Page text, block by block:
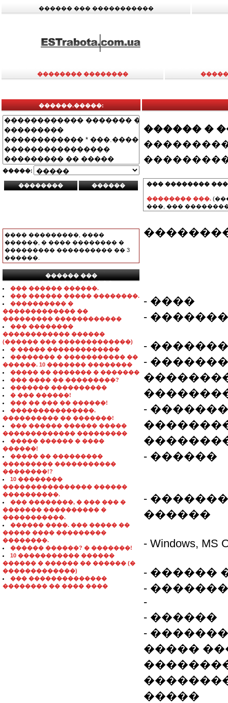
������ ��� �����������
�������� ��������
������.�����:
�����:
���� ���������, ����
������, � ���� �������� �
��������� ���������� �� 3
������.
������ ���
���������������
��� ������ ������.
��� ������ ����� ��������.
���������� �
������������� ��
��������� ������������
��� ��������
������������ ������
(������ ��� �������������)
� ����� �������������
�������� � ����������� ��
������. 10 ������� ��������
����� �� ������� � �������
��� ���� �� ���������?
������� ����������
� ��� ������!
��� �� ��� �� ������!
���������������.
���������� �� �������!
��� ������ ������ �����
������������� ���������
����� ������ � ����
������!
����� �� ���������
��������� �����������
��������!?
10 ��������
���������������� ������
����������.
��� ��������, � ��� ��� �
������� ���������� �
�����������.
������ ����. ��� ����� ��
����� ���� ���������
��������.
������ ������? � �������!
10 ����������� ������
������ � ������ �� ������ (�
�������������)
��� ��������������
�������� �� ���� ����
������ �
��� ��������
�������� ���.
���, ���
- ����
-
-
- ��������
-
- ������
-
������
- Windows,
- ������
-
-
- ������
-
�����
�����